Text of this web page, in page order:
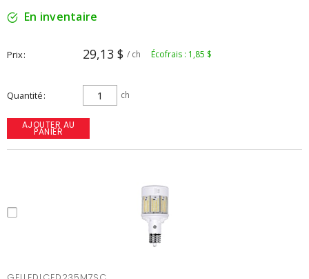
En inventaire
Prix 29,13 $ / ch Écofrais : 1,85 $
Quantité ch
AJOUTER AU
PANIER